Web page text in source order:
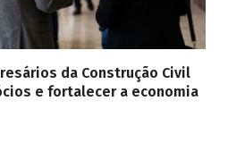
da Construção Civil
e fortalecer a economia